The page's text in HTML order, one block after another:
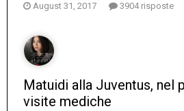
August 31, 2017 3904 risposte
Matuidi alla Juventus, nel
visite mediche